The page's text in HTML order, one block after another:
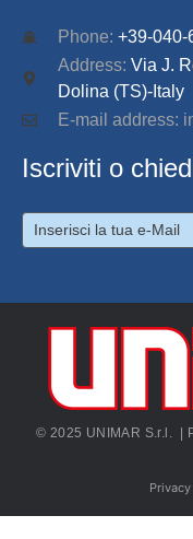
Phone: +39-040-
Address: Via J.
Dolina (TS)-Italy
E-mail address:
Iscriviti o
© 2025 UNIMAR S.r.l. |